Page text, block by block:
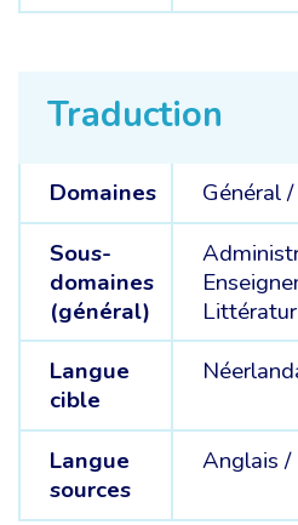
Traduction
Domaines Général /
Sous-
domaines
(général)
Langue
cible
Langue
sources
Anglais /